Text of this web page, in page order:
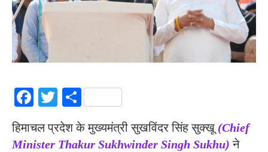
Facebook
Twitter
Share
हिमाचल प्रदेश के मुख्यमंत्री सुखविंदर सिंह सुक्खू (Chief
Minister Thakur Sukhwinder Singh Sukhu) ने